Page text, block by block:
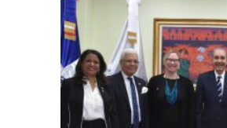
de
los
Estados
Unidos
y
Ministerio